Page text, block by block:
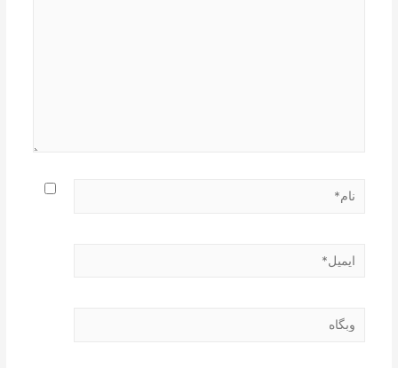
نام*
ایمیل*
وبگاه